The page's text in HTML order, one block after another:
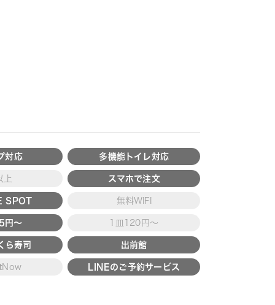
対応 多機能トイレ対応
上 スマホで注文
SPOT 無料WIFI
円～ 1皿120円～
ら寿司 出前館
LINEのご予約サービス